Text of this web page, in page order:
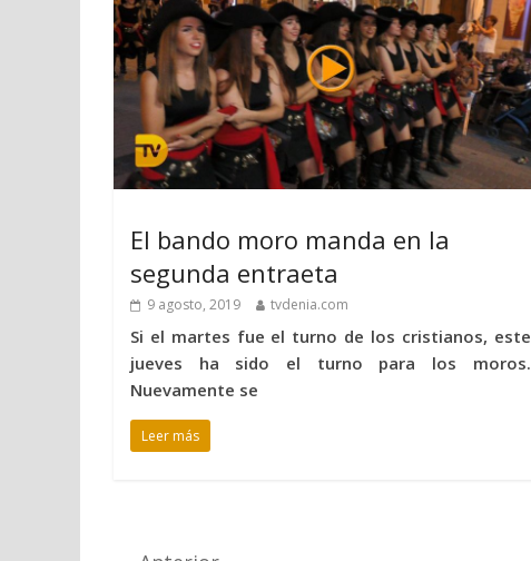
El bando moro manda en la
segunda entraeta
9 agosto, 2019 tvdenia.com
Si el martes fue el turno de los cristianos, este
jueves ha sido el turno para los moros.
Nuevamente se
Leer más